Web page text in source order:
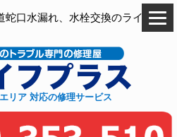
蛇口水漏れ、水栓交換のライフプ
リア 対応の修理サービス